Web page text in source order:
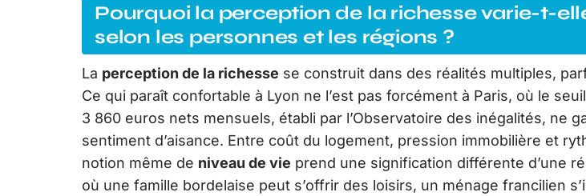
Pourquoi la perception de la richesse varie-t-
selon les personnes et les régions ?
La perception de la richesse se construit dans des réalités multiples,
Ce qui paraît confortable à Lyon ne l’est pas forcément à Paris, où le
3 860 euros nets mensuels, établi par l’Observatoire des inégalités, ne
sentiment d’aisance. Entre coût du logement, pression immobilière et
notion même de niveau de vie prend une signification différente d’une
où une famille bordelaise peut s’offrir des loisirs, un ménage francilien